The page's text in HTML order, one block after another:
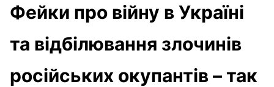
Фейки про війну в Україні
та відбілювання злочинів
російських окупантів – так